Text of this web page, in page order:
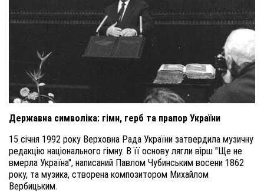
Державна символіка: гімн, герб та прапор України
15 січня 1992 року Верховна Рада України затвердила музичну
редакцію національного гімну. В її основу лягли вірш "Ще не
вмерла Україна", написаний Павлом Чубинським восени 1862
року, та музика, створена композитором Михайлом
Вербицьким.